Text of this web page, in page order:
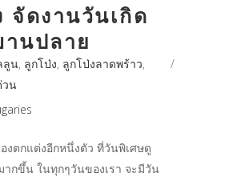
จัดงานวันเกิด
านปลาย
ลูน, ลูกโป่ง, ลูกโป่งลาดพร้าว,
วน
งตกแต่งอีกหนึ่งตัว ที่วันพิเศษดู
กขึ้น ในทุกๆวันของเรา จะมีวัน